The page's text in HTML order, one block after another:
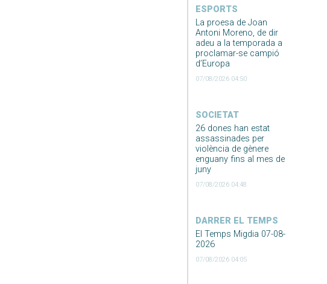
ESPORTS
La proesa de Joan
Antoni Moreno, de dir
adeu a la temporada a
proclamar-se campió
d’Europa
07/08/2026 04:50
SOCIETAT
26 dones han estat
assassinades per
violència de gènere
enguany fins al mes de
juny
07/08/2026 04:48
DARRER EL TEMPS
El Temps Migdia 07-08-
2026
07/08/2026 04:05